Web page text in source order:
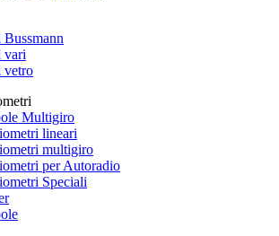
vari
vetro
Multigiro
lineari
multigiro
per Autoradio
Speciali